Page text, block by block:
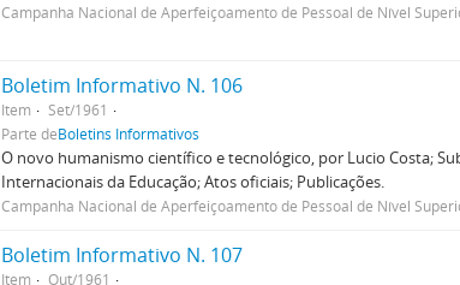
Campanha Nacional de Aperfeiçoamento de Pessoal de Nível
Boletim Informativo N. 106
Item
Set/1961
Parte deBoletins Informativos
O novo humanismo científico e tecnológico, por Lucio Costa;
Internacionais da Educação; Atos oficiais; Publicações.
Campanha Nacional de Aperfeiçoamento de Pessoal de Nível
Boletim Informativo N. 107
Item Out/1961